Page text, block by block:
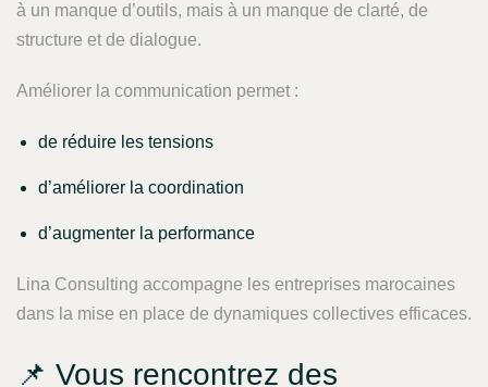
à un manque d’outils, mais à un manque de clarté, de
structure et de dialogue.
Améliorer la communication permet :
de réduire les tensions
d’améliorer la coordination
d’augmenter la performance
Lina Consulting accompagne les entreprises marocaines
dans la mise en place de dynamiques collectives efficaces.
📌 Vous rencontrez des